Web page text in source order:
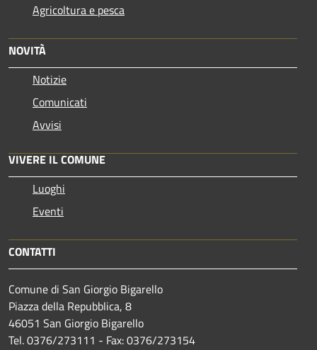
Agricoltura e pesca
NOVITÀ
Notizie
Comunicati
Avvisi
VIVERE IL COMUNE
Luoghi
Eventi
CONTATTI
Comune di San Giorgio Bigarello
Piazza della Repubblica, 8
46051 San Giorgio Bigarello
Tel. 0376/273111 - Fax: 0376/273154